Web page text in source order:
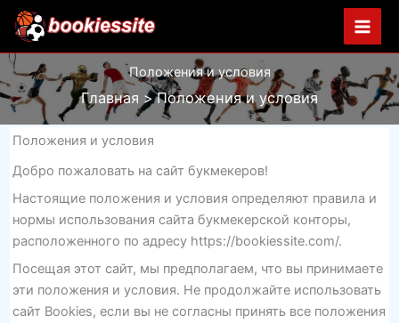
Перейти
содержимому
Положения и условия
Главная Положения и условия
Положения и условия
Добро пожаловать на сайт букмекеров!
Настоящие положения и условия определяют правила и
нормы использования сайта букмекерской конторы,
расположенного по адресу https://bookiessite.com/.
Посещая этот сайт, мы предполагаем, что вы принимаете
эти положения и условия. Не продолжайте использовать
сайт Bookies, если вы не согласны принять все положения